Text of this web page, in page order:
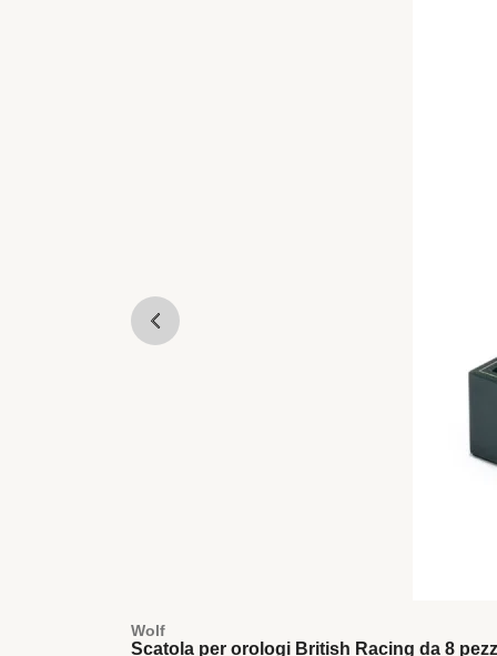
Wolf
Scatola per orologi British Racing da 8